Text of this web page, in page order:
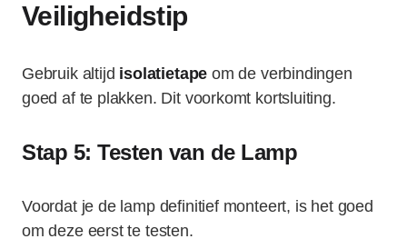
Veiligheidstip
Gebruik altijd isolatietape om de verbindingen
goed af te plakken. Dit voorkomt kortsluiting.
Stap 5: Testen van de Lamp
Voordat je de lamp definitief monteert, is het goed
om deze eerst te testen.